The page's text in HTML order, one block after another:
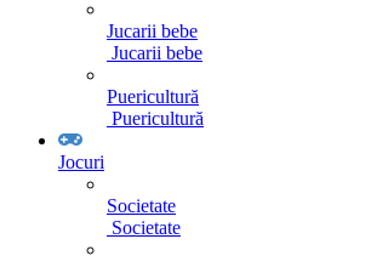
Jucarii bebe
Jucarii bebe
Puericultură
Puericultură
Jocuri
Societate
Societate